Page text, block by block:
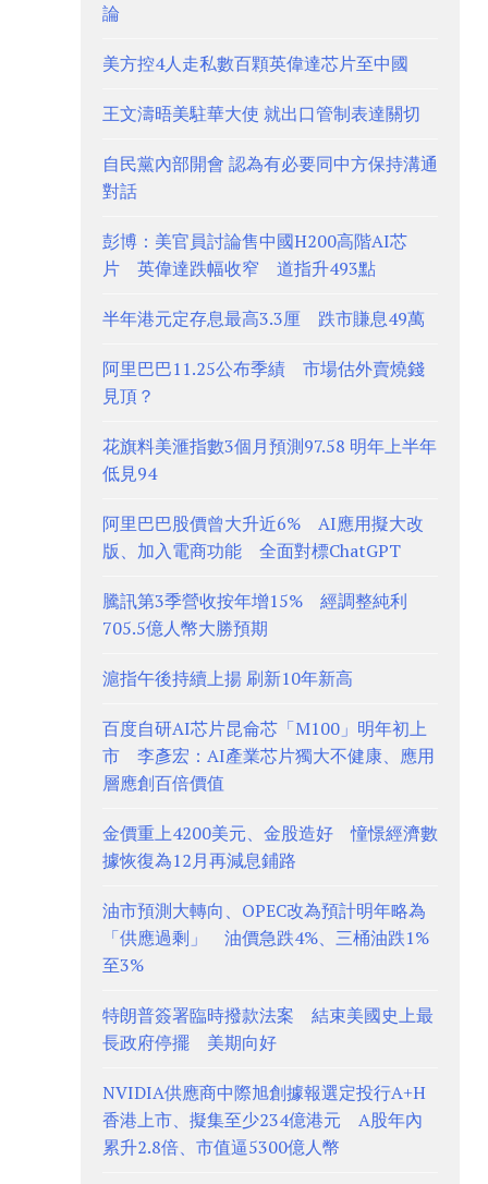
論
美方控4人走私數百顆英偉達芯片至中國
王文濤晤美駐華大使 就出口管制表達關切
自民黨內部開會 認為有必要同中方保持溝通
對話
彭博：美官員討論售中國H200高階AI芯
片 英偉達跌幅收窄 道指升493點
半年港元定存息最高3.3厘 跌市賺息49萬
阿里巴巴11.25公布季績 市場估外賣燒錢
見頂？
花旗料美滙指數3個月預測97.58 明年上半年
低見94
阿里巴巴股價曾大升近6% AI應用擬大改
版、加入電商功能 全面對標ChatGPT
騰訊第3季營收按年增15% 經調整純利
705.5億人幣大勝預期
滬指午後持續上揚 刷新10年新高
百度自研AI芯片昆侖芯「M100」明年初上
市 李彥宏：AI產業芯片獨大不健康、應用
層應創百倍價值
金價重上4200美元、金股造好 憧憬經濟數
據恢復為12月再減息鋪路
油市預測大轉向、OPEC改為預計明年略為
「供應過剩」 油價急跌4%、三桶油跌1%
至3%
特朗普簽署臨時撥款法案 結束美國史上最
長政府停擺 美期向好
NVIDIA供應商中際旭創據報選定投行A+H
香港上市、擬集至少234億港元 A股年內
累升2.8倍、市值逼5300億人幣